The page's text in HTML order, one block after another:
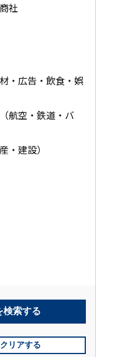
社
・広告・飲食・娯
航空・鉄道・バ
・建設）
検索する
リアする